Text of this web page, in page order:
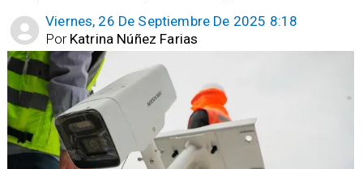
Viernes, 26 De Septiembre De 2025 8:18
Katrina Núñez Farias
Por